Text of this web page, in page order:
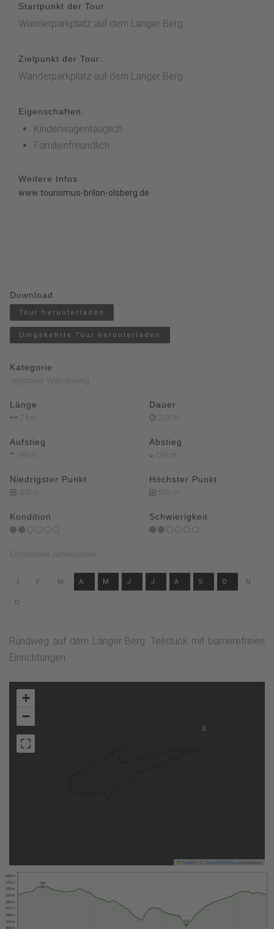
Startpunkt der Tour:
Wanderparkplatz auf dem Langer Berg
Zielpunkt der Tour:
Wanderparkplatz auf dem Langer Berg
Eigenschaften:
Kinderwagentauglich
Familienfreundlich
Weitere Infos
www.tourismus-brilon-olsberg.de
Download
Tour herunterladen
Umgekehrte Tour herunterladen
Kategorie
regionaler Wanderweg
Länge
7 km
Dauer
2:00 h
Aufstieg
199 m
Abstieg
199 m
Niedrigster Punkt
405 m
Höchster Punkt
553 m
Kondition Schwierigkeit
Empfohlene Jahreszeiten
J F M A M J J A S O N
D
Rundweg auf dem Langer Berg. Teilstück mit barrierefreien
Einrichtungen.
3
+
−
Leaflet OpenStreetMapcontributors
400 m
425 m
450 m
475 m
500 m
525 m
550 m
575 m
600 m
412
559